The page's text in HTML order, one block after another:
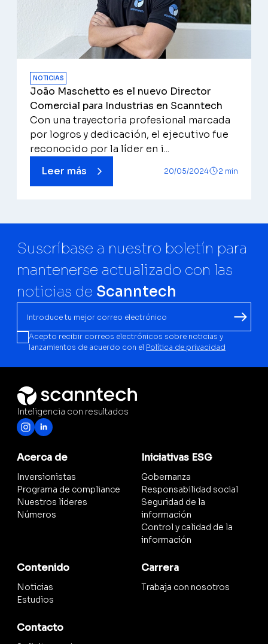
NOTICIAS
João Maschetto es el nuevo Director
Comercial para Industrias en Scanntech
Con una trayectoria profesional marcada
por logros y dedicación, el ejecutivo fue
reconocido por la líder en i...
Leer más
20/05/2024 2 min
Suscríbase a nuestro boletín para
mantenerse actualizado con las
noticias de Scanntech
Acepto recibir correos electrónicos sobre noticias y
lanzamientos de acuerdo con el Política de privacidad
Inteligencia con resultados
Acerca de
Inversionistas
Programa de compliance
Nuestros líderes
Números
Iniciativas ESG
Gobernanza
Responsabilidad social
Seguridad de la
información
Control y calidad de la
información
Contenido
Noticias
Estudios
Carrera
Trabaja con nosotros
Contacto